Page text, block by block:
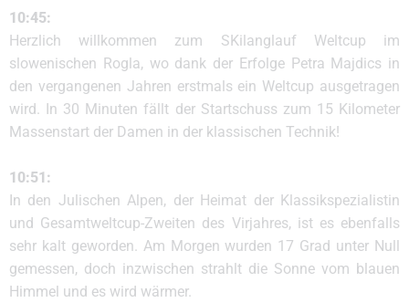
10:45:
Herzlich willkommen zum SKilanglauf Weltcup im
slowenischen Rogla, wo dank der Erfolge Petra Majdics in
den vergangenen Jahren erstmals ein Weltcup ausgetragen
wird. In 30 Minuten fällt der Startschuss zum 15 Kilometer
Massenstart der Damen in der klassischen Technik!
10:51:
In den Julischen Alpen, der Heimat der Klassikspezialistin
und Gesamtweltcup-Zweiten des Virjahres, ist es ebenfalls
sehr kalt geworden. Am Morgen wurden 17 Grad unter Null
gemessen, doch inzwischen strahlt die Sonne vom blauen
Himmel und es wird wärmer.